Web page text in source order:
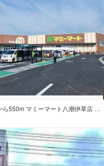
現地から550m マミーマート八潮伊草店 徒歩7分。